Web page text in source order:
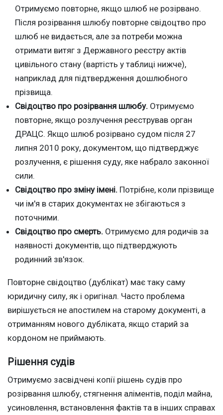
Отримуємо повторне, якщо шлюб не розірвано.
Після розірвання шлюбу повторне свідоцтво про
шлюб не видається, але за потреби можна
отримати витяг з Державного реєстру актів
цивільного стану (вартість у таблиці нижче),
наприклад для підтвердження дошлюбного
прізвища.
Свідоцтво про розірвання шлюбу. Отримуємо
повторне, якщо розлучення реєстрував орган
ДРАЦС. Якщо шлюб розірвано судом після 27
липня 2010 року, документом, що підтверджує
розлучення, є рішення суду, яке набрало законної
сили.
Свідоцтво про зміну імені. Потрібне, коли прізвище
чи ім'я в старих документах не збігаються з
поточними.
Свідоцтво про смерть. Отримуємо для родичів за
наявності документів, що підтверджують
родинний зв'язок.
Повторне свідоцтво (дублікат) має таку саму
юридичну силу, як і оригінал. Часто проблема
вирішується не апостилем на старому документі, а
отриманням нового дубліката, якщо старий за
кордоном не приймають.
Рішення судів
Отримуємо засвідчені копії рішень судів про
розірвання шлюбу, стягнення аліментів, поділ майна,
усиновлення, встановлення фактів та в інших справах